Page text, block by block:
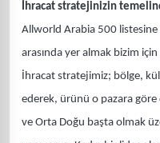
İhracat stratejinizin
Allworld Arabia 500 listesine
arasında yer almak bizim
İhracat stratejimiz; bölge,
ederek, ürünü o pazara
ve Orta Doğu başta olmak